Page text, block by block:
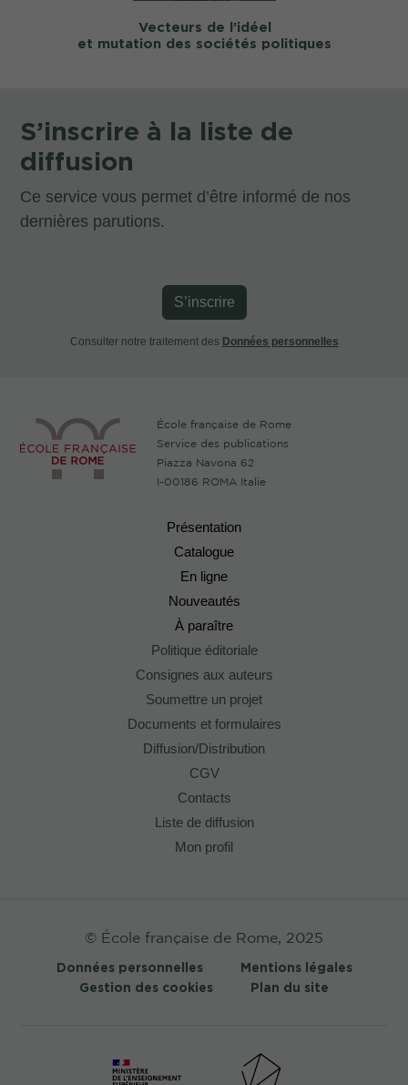
Vecteurs de l’idéel
et mutation des sociétés politiques
S’inscrire à la liste de
diffusion
Ce service vous permet d’être informé de nos
dernières parutions.
S’inscrire
Consulter notre traitement des Données personnelles
École française de Rome
Service des publications
Piazza Navona 62
I-00186 ROMA Italie
Présentation
Catalogue
En ligne
Nouveautés
À paraître
Politique éditoriale
Consignes aux auteurs
Soumettre un projet
Documents et formulaires
Diffusion/Distribution
CGV
Contacts
Liste de diffusion
Mon profil
© École française de Rome, 2025
Données personnelles
Mentions légales
Gestion des cookies
Plan du site